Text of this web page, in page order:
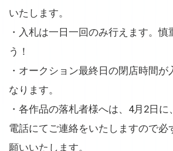
いたします。
・入札は一日一回のみ行えます。慎
う！
・オークション最終日の閉店時間が
なります。
・各作品の落札者様へは、4月2日
電話にてご連絡をいたしますので必
願いいたします。